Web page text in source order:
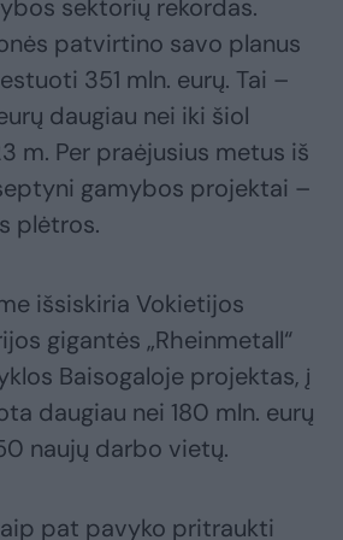
sektorių rekordas.
patvirtino savo planus
351 mln. eurų. Tai –
daugiau nei iki šiol
m. Per praėjusius metus iš
gamybos projektai –
plėtros.
išsiskiria Vokietijos
gigantės „Rheinmetall“
Baisogaloje projektas, į
daugiau nei 180 mln. eurų
naujų darbo vietų.
pat pavyko pritraukti